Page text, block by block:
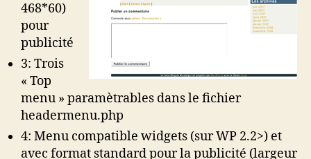
468*60)
pour
publicité
3: Trois
« Top
menu » paramètrables dans le fichier
headermenu.php
4: Menu compatible widgets (sur WP 2.2>) et
avec format standard pour la publicité (largeur